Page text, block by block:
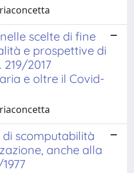
scelte di fine
e prospettive di
2017
e oltre il Covid-
scomputabilità
anche alla